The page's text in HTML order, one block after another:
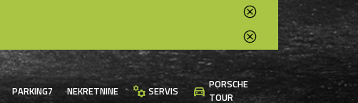
PARKING7 NEKRETNINE manufacturing SERVIS directions_car PORSCHE
TOUR